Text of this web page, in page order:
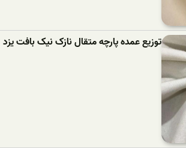
توزیع عمده پارچه متقال نازک نیک بافت یزد